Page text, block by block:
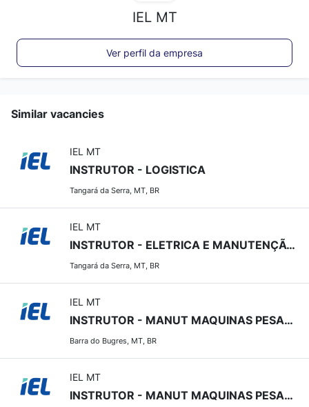
IEL MT
Ver perfil da empresa
Similar vacancies
IEL MT
INSTRUTOR - LOGISTICA
Tangará da Serra, MT, BR
IEL MT
INSTRUTOR - ELETRICA E MANUTENÇÃO INDUSTRIAL
Tangará da Serra, MT, BR
IEL MT
INSTRUTOR - MANUT MAQUINAS PESADAS
Barra do Bugres, MT, BR
IEL MT
INSTRUTOR - MANUT MAQUINAS PESADAS